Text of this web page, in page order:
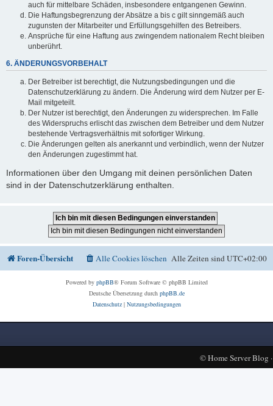
auch für mittelbare Schäden, insbesondere entgangenen Gewinn.
Die Haftungsbegrenzung der Absätze a bis c gilt sinngemäß auch
zugunsten der Mitarbeiter und Erfüllungsgehilfen des Betreibers.
Ansprüche für eine Haftung aus zwingendem nationalem Recht bleiben
unberührt.
6. ÄNDERUNGSVORBEHALT
Der Betreiber ist berechtigt, die Nutzungsbedingungen und die
Datenschutzerklärung zu ändern. Die Änderung wird dem Nutzer per E-
Mail mitgeteilt.
Der Nutzer ist berechtigt, den Änderungen zu widersprechen. Im Falle
des Widerspruchs erlischt das zwischen dem Betreiber und dem Nutzer
bestehende Vertragsverhältnis mit sofortiger Wirkung.
Die Änderungen gelten als anerkannt und verbindlich, wenn der Nutzer
den Änderungen zugestimmt hat.
Informationen über den Umgang mit deinen persönlichen Daten
sind in der Datenschutzerklärung enthalten.
Foren-Übersicht Alle Zeiten sindUTC+02:00
Alle Cookies löschen
Powered by phpBB® Forum Software © phpBB Limited
Deutsche Übersetzung durch phpBB.de
Datenschutz| Nutzungsbedingungen
©Home Server Blog